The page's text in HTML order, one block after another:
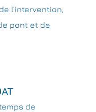
l’intervention,
pont et de
de